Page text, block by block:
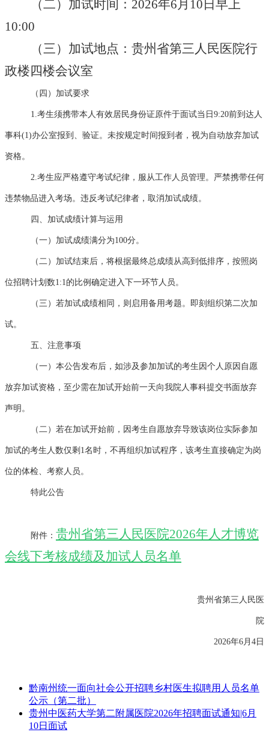
（二）加试时间：2026年6月10日早上
10:00
（三）加试地点：贵州省第三人民医院行
政楼四楼会议室
（四）加试要求
1.考生须携带本人有效居民身份证原件于面试当日9:20前到达人
事科(1)办公室报到、验证。未按规定时间报到者，视为自动放弃加试
资格。
2.考生应严格遵守考试纪律，服从工作人员管理。严禁携带任何
违禁物品进入考场。违反考试纪律者，取消加试成绩。
四、加试成绩计算与运用
（一）加试成绩满分为100分。
（二）加试结束后，将根据最终总成绩从高到低排序，按照岗
位招聘计划数1:1的比例确定进入下一环节人员。
（三）若加试成绩相同，则启用备用考题。即刻组织第二次加
试。
五、注意事项
（一）本公告发布后，如涉及参加加试的考生因个人原因自愿
放弃加试资格，至少需在加试开始前一天向我院人事科提交书面放弃
声明。
（二）若在加试开始前，因考生自愿放弃导致该岗位实际参加
加试的考生人数仅剩1名时，不再组织加试程序，该考生直接确定为岗
位的体检、考察人员。
特此公告
附件： 贵州省第三人民医院2026年人才博览
会线下考核成绩及加试人员名单
贵州省第三人民医
院
2026年6月4日
黔南州统一面向社会公开招聘乡村医生拟聘用人员名单
公示（第二批）
贵州中医药大学第二附属医院2026年招聘面试通知|6月
10日面试